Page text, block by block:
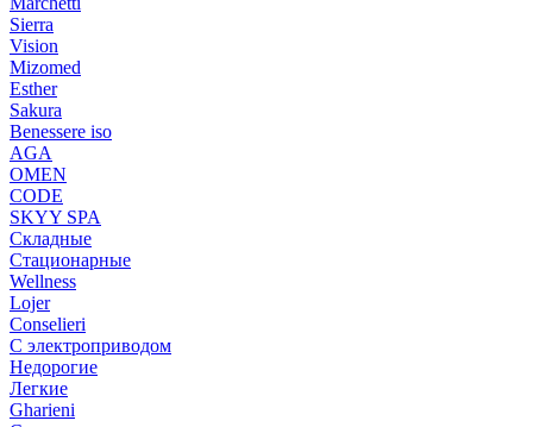
Sierra
Vision
Mizomed
Esther
Sakura
Benessere iso
AGA
OMEN
CODE
SKYY SPA
Складные
Стационарные
Wellness
Lojer
Conselieri
С электроприводом
Недорогие
Легкие
Gharieni